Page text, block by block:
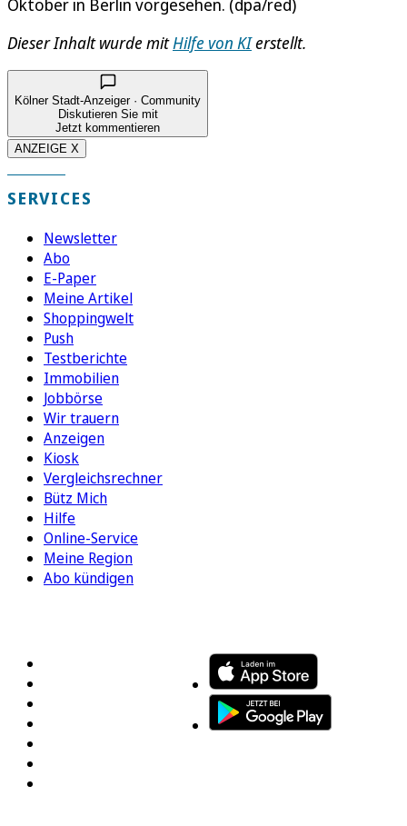
Dieser Inhalt wurde mitHilfe von KIerstellt.
Kölner Stadt-Anzeiger · Community
Diskutieren Sie mit
Jetzt kommentieren
ANZEIGE X
SERVICES
Newsletter
Abo
E-Paper
Meine Artikel
Shoppingwelt
Push
Testberichte
Immobilien
Jobbörse
Wir trauern
Anzeigen
Kiosk
Vergleichsrechner
Bütz Mich
Hilfe
Online-Service
Meine Region
Abo kündigen